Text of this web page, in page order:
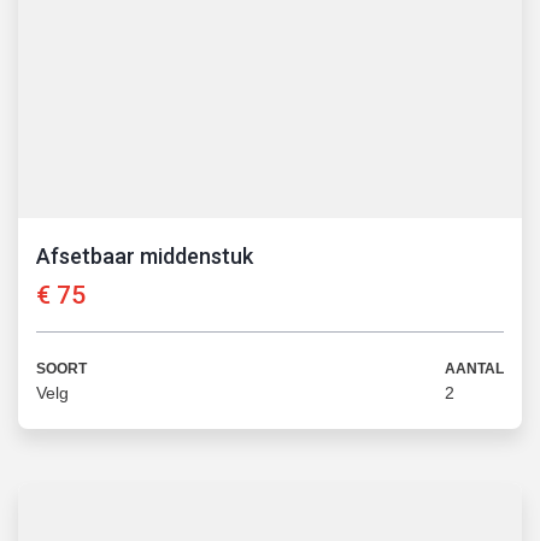
Afsetbaar middenstuk
€ 75
SOORT
Velg
AANTAL
2